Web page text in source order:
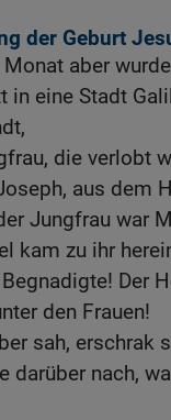
der Geburt
aber
in eine Stadt
die verlobt
aus dem
Jungfrau war
kam zu ihr
Der
den Frauen!
sah, erschrak
darüber nach,